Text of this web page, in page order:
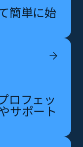
簡単に始
ロフェッ
サポート